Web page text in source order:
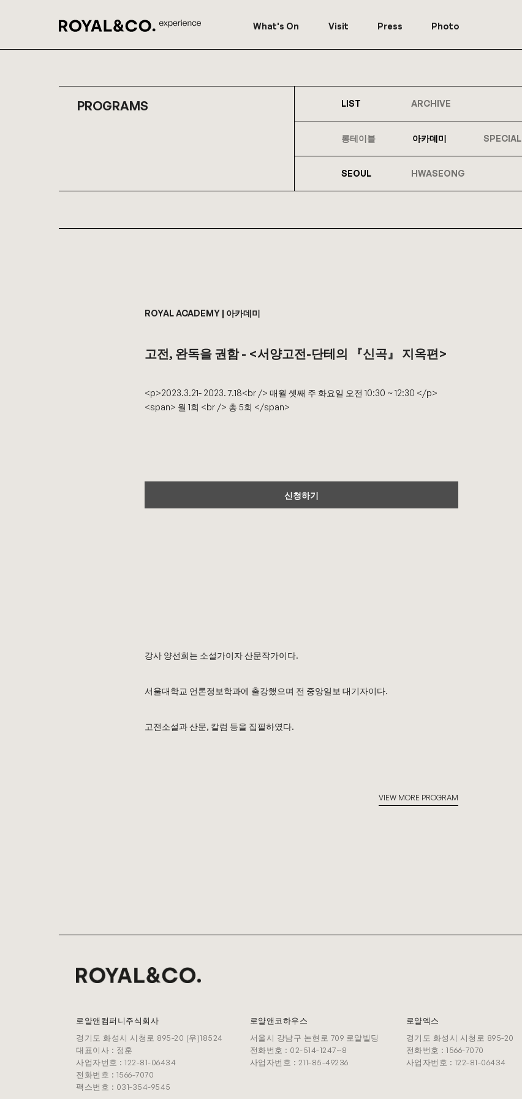
What's On Visit Press Photo
PROGRAMS LIST ARCHIVE
롱테이블 아카데미 SPECIAL
SEOUL HWASEONG
ROYAL ACADEMY | 아카데미
고전, 완독을 권함 - <서양고전-단테의 『신곡』 지옥편>
<p>2023.3.21- 2023. 7.18<br /> 매월 셋째 주 화요일 오전 10:30 ~ 12:30 </p>
<span> 월 1회 <br /> 총 5회 </span>
신청하기
강사 양선희는 소설가이자 산문작가이다.
서울대학교 언론정보학과에 출강했으며 전 중앙일보 대기자이다.
고전소설과 산문, 칼럼 등을 집필하였다.
VIEW MORE PROGRAM
로얄앤컴퍼니주식회사
경기도 화성시 시청로 895-20 (우)18524
대표이사 : 정훈
사업자번호 : 122-81-06434
전화번호 : 1566-7070
팩스번호 : 031-354-9545
로얄앤코하우스
서울시 강남구 논현로 709 로얄빌딩
전화번호 : 02-514-1247~8
사업자번호 : 211-85-49236
로얄엑스
경기도 화성시 시청로 895-20
전화번호 : 1566-7070
사업자번호 : 122-81-06434